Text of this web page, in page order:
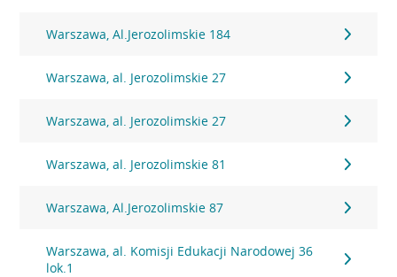
Warszawa, Al.Jerozolimskie 184
Warszawa, al. Jerozolimskie 27
Warszawa, al. Jerozolimskie 27
Warszawa, al. Jerozolimskie 81
Warszawa, Al.Jerozolimskie 87
Warszawa, al. Komisji Edukacji Narodowej 36
lok.1